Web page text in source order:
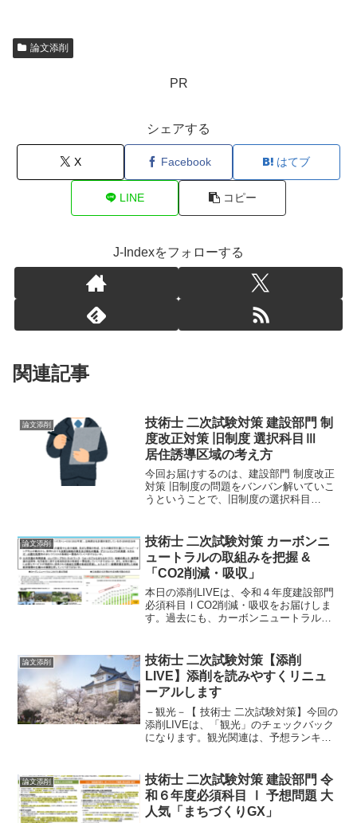
論文添削
PR
シェアする
X Facebook はてブ
LINE コピー
J-Indexをフォローする
関連記事
論文添削
技術士 二次試験対策 建設部門 制
度改正対策 旧制度 選択科目Ⅲ
居住誘導区域の考え方
今回お届けするのは、建設部門 制度改正
対策 旧制度の問題をバンバン解いていこ
うということで、旧制度の選択科目
るよう、知識、文章力の向上などやれる
ことを少しずつです。
論文添削
技術士 二次試験対策 カーボンニ
ュートラルの取組みを把握 &
「CO2削減・吸収」
本日の添削LIVEは、令和４年度建設部門
必須科目ⅠCO2削減・吸収をお届けしま
す。過去にも、カーボンニュートラルに
さらに、チェックバックと完成論文を一
挙に公開します。
論文添削
技術士 二次試験対策【添削
LIVE】添削を読みやすくリニュ
ーアルします
－観光－【 技術士 二次試験対策】今回の
添削LIVEは、「観光」のチェックバック
になります。観光関連は、予想ランキン
添削結果は、キーワードや注意すべきこ
とが満載ですので...
論文添削
技術士 二次試験対策 建設部門 令
和６年度必須科目 Ⅰ 予想問題 大
人気「まちづくりGX」